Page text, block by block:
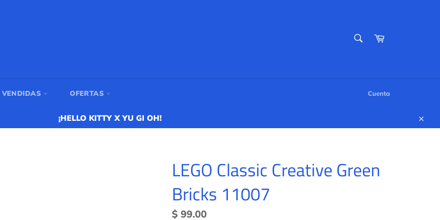
Carrito
VENDIDAS OFERTAS Cuenta
¡HELLO KITTY X YU GI OH!
LEGO Classic Creative Green
Bricks 11007
Precio
$ 99.00